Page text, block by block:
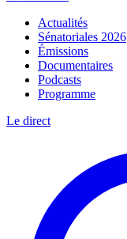
Actualités
Sénatoriales 2026
Émissions
Documentaires
Podcasts
Programme
Le direct